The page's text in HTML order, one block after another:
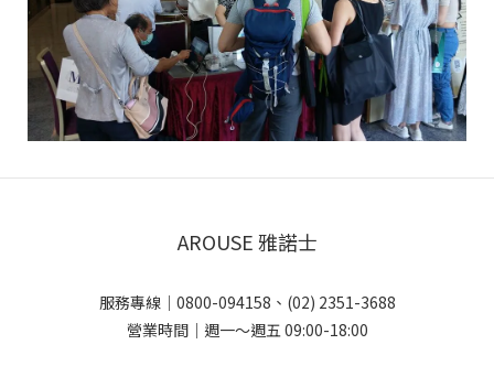
AROUSE 雅諾士
服務專線｜0800-094158、(02) 2351-3688
營業時間｜週一～週五 09:00-18:00